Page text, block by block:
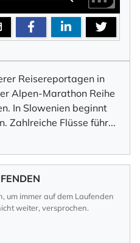
Reisereportagen in
Alpen-Marathon Reihe
In Slowenien beginnt
Zahlreiche Flüsse führ...
um immer auf dem Laufenden
weiter, versprochen.